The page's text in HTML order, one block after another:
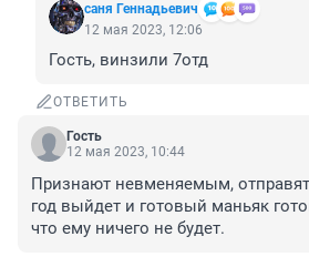
саня Геннадьевич
12 мая 2023, 12:06
Гость, винзили 7отд
ОТВЕТИТЬ
Гость
12 мая 2023, 10:44
Признают невменяемым,
год выйдет и готовый маньяк
что ему ничего не будет.